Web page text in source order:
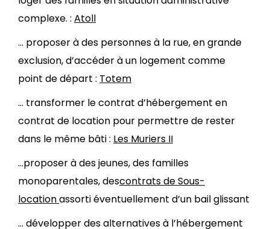
complexe. : Atoll
… proposer à des personnes à la rue, en grande
exclusion, d’accéder à un logement comme
point de départ : Totem
… transformer le contrat d’hébergement en
contrat de location pour permettre de rester
dans le même bâti : Les Muriers II
…proposer à des jeunes, des familles
monoparentales, descontrats de Sous-
locationassorti éventuellement d’un bail glissant
… développer des alternatives à l’hébergement